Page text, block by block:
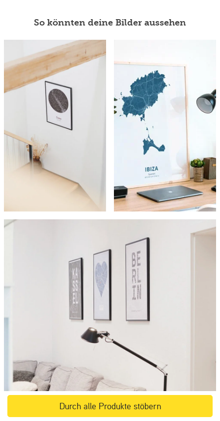
So könnten deine Bilder aussehen
Durch alle Produkte stöbern